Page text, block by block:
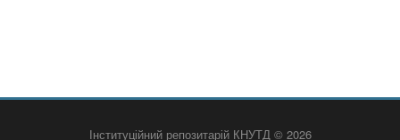
Інституційний репозитарій КНУТД © 2026